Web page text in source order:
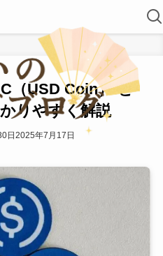
（USD Coin） と
りやすく解説
日 2025年7月17日